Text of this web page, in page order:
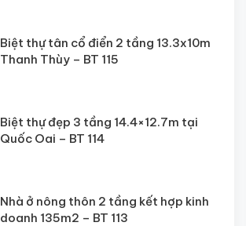
Biệt thự tân cổ điển 2 tầng 13.3x10m
Thanh Thùy – BT 115
Biệt thự đẹp 3 tầng 14.4×12.7m tại
Quốc Oai – BT 114
Nhà ở nông thôn 2 tầng kết hợp kinh
doanh 135m2 – BT 113